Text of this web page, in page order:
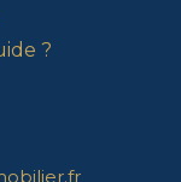
?
de cookies